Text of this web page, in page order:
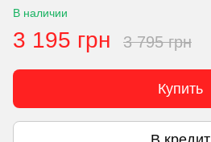
В наличии
3 195 грн 3 795 грн
Купить